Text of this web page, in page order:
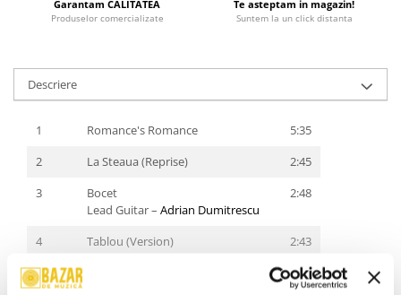
Garantam CALITATEA
Produselor comercializate
Te asteptam in magazin!
Suntem la un click distanta
Descriere
1 Romance's Romance
5:35
2
La Steaua (Reprise)
2:45
3
Bocet
Lead Guitar – Adrian Dumitrescu
2:48
4 Tablou (Version)
2:43
5
2:10